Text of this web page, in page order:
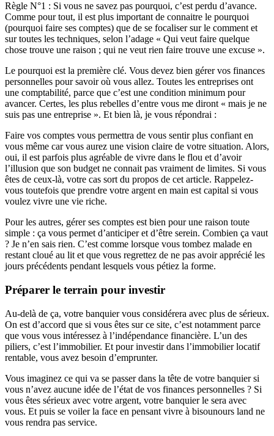
Règle N°1 : Si vous ne savez pas pourquoi, c’est perdu d’avance.
Comme pour tout, il est plus important de connaitre le pourquoi
(pourquoi faire ses comptes) que de se focaliser sur le comment et
sur toutes les techniques, selon l’adage « Qui veut faire quelque
chose trouve une raison ; qui ne veut rien faire trouve une excuse ».
Le pourquoi est la première clé. Vous devez bien gérer vos finances
personnelles pour savoir où vous allez. Toutes les entreprises ont
une comptabilité, parce que c’est une condition minimum pour
avancer. Certes, les plus rebelles d’entre vous me diront « mais je ne
suis pas une entreprise ». Et bien là, je vous répondrai :
Faire vos comptes vous permettra de vous sentir plus confiant en
vous même car vous aurez une vision claire de votre situation. Alors,
oui, il est parfois plus agréable de vivre dans le flou et d’avoir
l’illusion que son budget ne connait pas vraiment de limites. Si vous
êtes de ceux-là, votre cas sort du propos de cet article. Rappelez-
vous toutefois que prendre votre argent en main est capital si vous
voulez vivre une vie riche.
Pour les autres, gérer ses comptes est bien pour une raison toute
simple : ça vous permet d’anticiper et d’être serein. Combien ça vaut
? Je n’en sais rien. C’est comme lorsque vous tombez malade en
restant cloué au lit et que vous regrettez de ne pas avoir apprécié les
jours précédents pendant lesquels vous pétiez la forme.
Préparer le terrain pour investir
Au-delà de ça, votre banquier vous considérera avec plus de sérieux.
On est d’accord que si vous êtes sur ce site, c’est notamment parce
que vous vous intéressez à l’indépendance financière. L’un des
piliers, c’est l’immobilier. Et pour investir dans l’immobilier locatif
rentable, vous avez besoin d’emprunter.
Vous imaginez ce qui va se passer dans la tête de votre banquier si
vous n’avez aucune idée de l’état de vos finances personnelles ? Si
vous êtes sérieux avec votre argent, votre banquier le sera avec
vous. Et puis se voiler la face en pensant vivre à bisounours land ne
vous rendra pas service.